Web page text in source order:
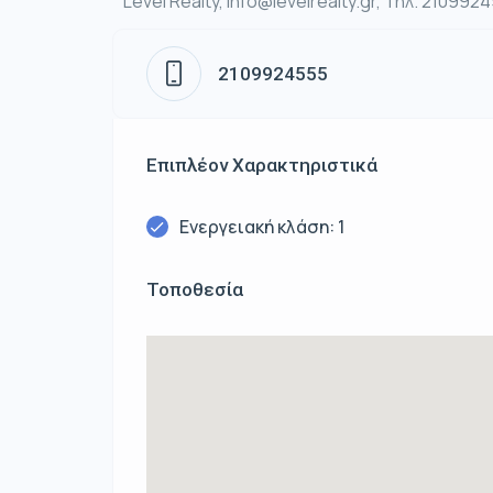
2109924555
Επιπλέον Χαρακτηριστικά
Ενεργειακή κλάση: 1
Τοποθεσία